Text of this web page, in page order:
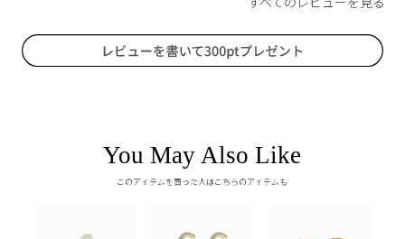
You May Also Like
このアイテムを買った人はこちらのアイテムも